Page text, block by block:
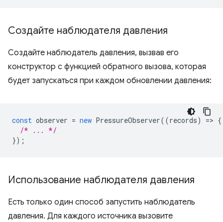
Создайте наблюдателя давления
Создайте наблюдатель давления, вызвав его
конструктор с функцией обратного вызова, которая
будет запускаться при каждом обновлении давления:
const observer = new PressureObserver((records) => {
/* ... */
});
Использование наблюдателя давления
Есть только один способ запустить наблюдатель
давления. Для каждого источника вызовите